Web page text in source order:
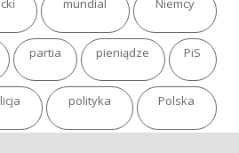
mundial Niemcy
partia pieniądze PiS
polityka Polska